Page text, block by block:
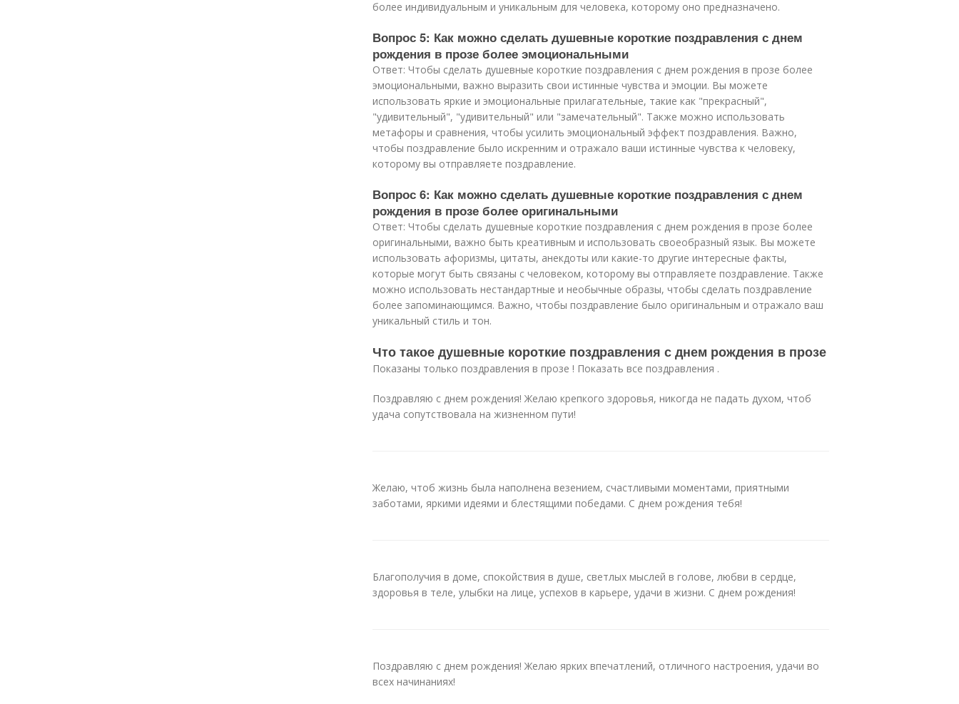
более индивидуальным и уникальным для человека, которому оно предназначено.
Вопрос 5: Как можно сделать душевные короткие поздравления с днем
рождения в прозе более эмоциональными
Ответ: Чтобы сделать душевные короткие поздравления с днем рождения в прозе более
эмоциональными, важно выразить свои истинные чувства и эмоции. Вы можете
использовать яркие и эмоциональные прилагательные, такие как "прекрасный",
"удивительный", "удивительный" или "замечательный". Также можно использовать
метафоры и сравнения, чтобы усилить эмоциональный эффект поздравления. Важно,
чтобы поздравление было искренним и отражало ваши истинные чувства к человеку,
которому вы отправляете поздравление.
Вопрос 6: Как можно сделать душевные короткие поздравления с днем
рождения в прозе более оригинальными
Ответ: Чтобы сделать душевные короткие поздравления с днем рождения в прозе более
оригинальными, важно быть креативным и использовать своеобразный язык. Вы можете
использовать афоризмы, цитаты, анекдоты или какие-то другие интересные факты,
которые могут быть связаны с человеком, которому вы отправляете поздравление. Также
можно использовать нестандартные и необычные образы, чтобы сделать поздравление
более запоминающимся. Важно, чтобы поздравление было оригинальным и отражало ваш
уникальный стиль и тон.
Что такое душевные короткие поздравления с днем рождения в прозе
Показаны только поздравления в прозе ! Показать все поздравления .
Поздравляю с днем рождения! Желаю крепкого здоровья, никогда не падать духом, чтоб
удача сопутствовала на жизненном пути!
Желаю, чтоб жизнь была наполнена везением, счастливыми моментами, приятными
заботами, яркими идеями и блестящими победами. С днем рождения тебя!
Благополучия в доме, спокойствия в душе, светлых мыслей в голове, любви в сердце,
здоровья в теле, улыбки на лице, успехов в карьере, удачи в жизни. С днем рождения!
Поздравляю с днем рождения! Желаю ярких впечатлений, отличного настроения, удачи во
всех начинаниях!